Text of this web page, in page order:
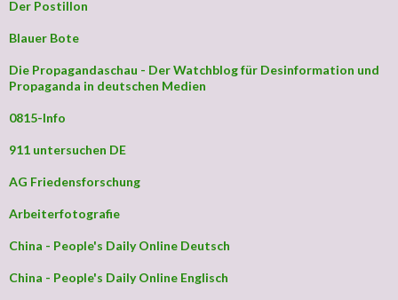
Der Postillon
Blauer Bote
Die Propagandaschau - Der Watchblog für Desinformation und
Propaganda in deutschen Medien
0815-Info
911 untersuchen DE
AG Friedensforschung
Arbeiterfotografie
China - People's Daily Online Deutsch
China - People's Daily Online Englisch